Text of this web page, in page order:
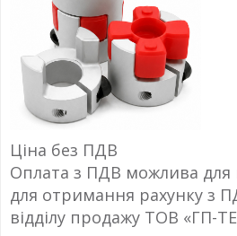
Ціна без ПДВ
Оплата з ПДВ можлива
для отримання рахунку з
відділу продажу ТОВ «ГП-